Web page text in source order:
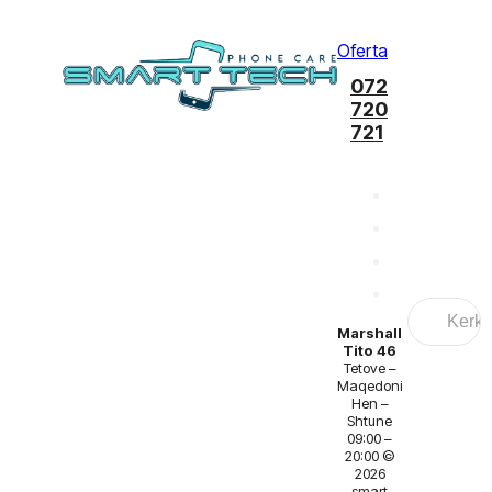
Oferta
072
720
721
Marshall
Tito 46
Tetove –
Maqedoni
Hen –
Shtune
09:00 –
20:00 ©
2026
Search
...